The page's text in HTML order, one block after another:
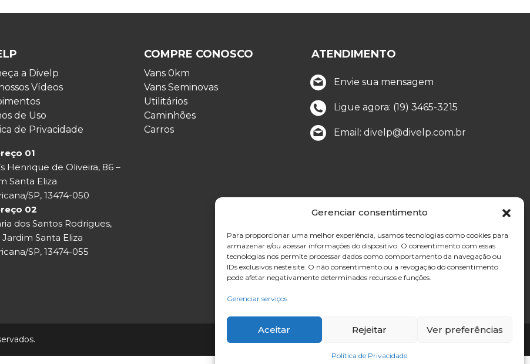
Gerenciar consentimento
Para proporcionar uma melhor experiência, usamos tecnologias como cookies para
armazenar e/ou acessar informações do dispositivo. O consentimento com essas
tecnologias nos permite processar dados como comportamento da navegação ou
IDs exclusivos neste site. O não consentimento ou a revogação do consentimento
pode afetar negativamente determinados recursos e funções.
Gerenciar serviços
Aceitar Rejeitar Ver preferências
Política de Privacidade
a Divelp
Vídeos
de Uso
de Privacidade
01
Henrique de Oliveira, 86 –
Santa Eliza
SP, 13474-050
02
dos Santos Rodrigues,
Jardim Santa Eliza
SP, 13474-055
COMPRE CONOSCO
Vans 0km
Vans Seminovas
Utilitários
Caminhões
Carros
ATENDIMENTO
Envie sua mensagem
Ligue agora: (19) 3465-3215
Email: divelp@divelp.com.br